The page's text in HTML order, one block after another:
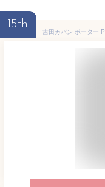
15th